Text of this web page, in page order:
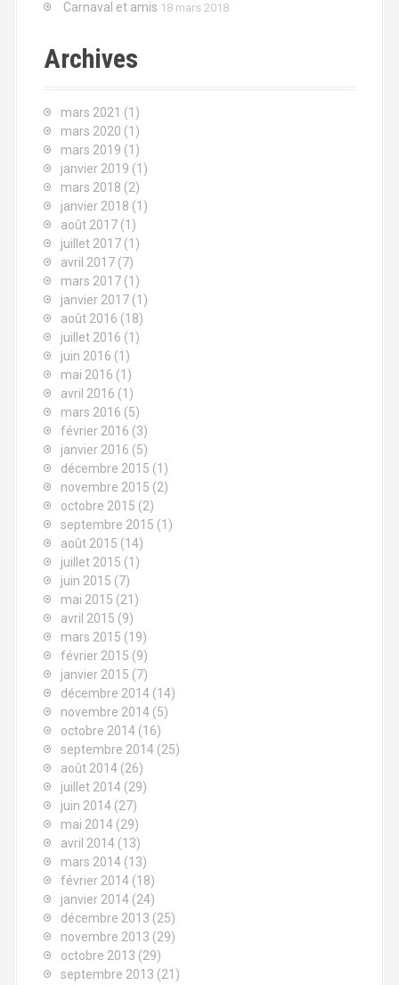
Carnaval et amis 18 mars 2018
Archives
mars 2021 (1)
mars 2020 (1)
mars 2019 (1)
janvier 2019 (1)
mars 2018 (2)
janvier 2018 (1)
août 2017 (1)
juillet 2017 (1)
avril 2017 (7)
mars 2017 (1)
janvier 2017 (1)
août 2016 (18)
juillet 2016 (1)
juin 2016 (1)
mai 2016 (1)
avril 2016 (1)
mars 2016 (5)
février 2016 (3)
janvier 2016 (5)
décembre 2015 (1)
novembre 2015 (2)
octobre 2015 (2)
septembre 2015 (1)
août 2015 (14)
juillet 2015 (1)
juin 2015 (7)
mai 2015 (21)
avril 2015 (9)
mars 2015 (19)
février 2015 (9)
janvier 2015 (7)
décembre 2014 (14)
novembre 2014 (5)
octobre 2014 (16)
septembre 2014 (25)
août 2014 (26)
juillet 2014 (29)
juin 2014 (27)
mai 2014 (29)
avril 2014 (13)
mars 2014 (13)
février 2014 (18)
janvier 2014 (24)
décembre 2013 (25)
novembre 2013 (29)
octobre 2013 (29)
septembre 2013 (21)